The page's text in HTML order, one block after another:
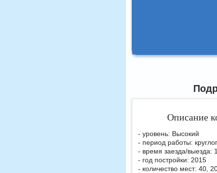
Описание
- уровень: Высокий
- период работы:
- время заезда/выезда:
- год постройки: 2015
- количество мест: 40,